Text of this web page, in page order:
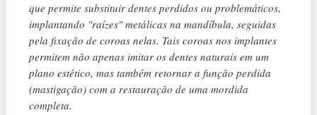
que permite substituir dentes perdidos ou problemáticos,
implantando "raízes" metálicas na mandíbula, seguidas
pela fixação de coroas nelas. Tais coroas nos implantes
permitem não apenas imitar os dentes naturais em um
plano estético, mas também retornar a função perdida
(mastigação) com a restauração de uma mordida
completa.